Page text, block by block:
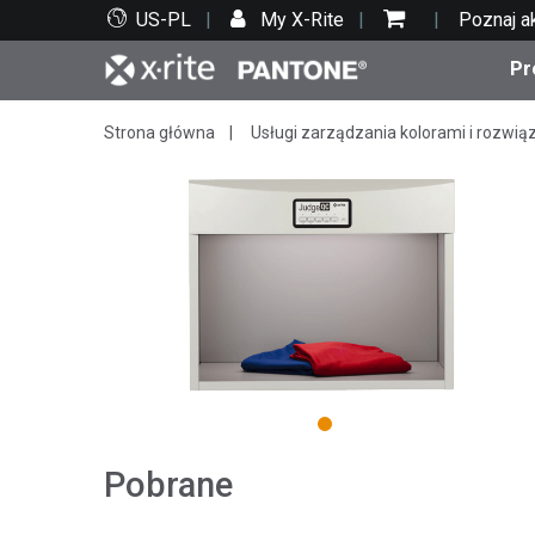
US-PL My X-Rite Poznaj
Top produkty
Druk i opakowania
Motoryzacja
Wsparcie techniczne
Zasoby edukacyjne
Strona główna Usługi zarządzania kolorami i
1
Pobrane